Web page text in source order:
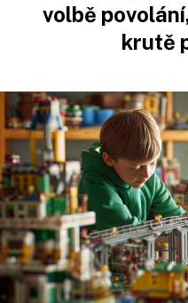
volbě
krutě